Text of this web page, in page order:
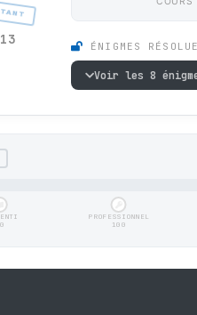
ÉNIGMES
Voir les 8
PROFESSIONNEL
100